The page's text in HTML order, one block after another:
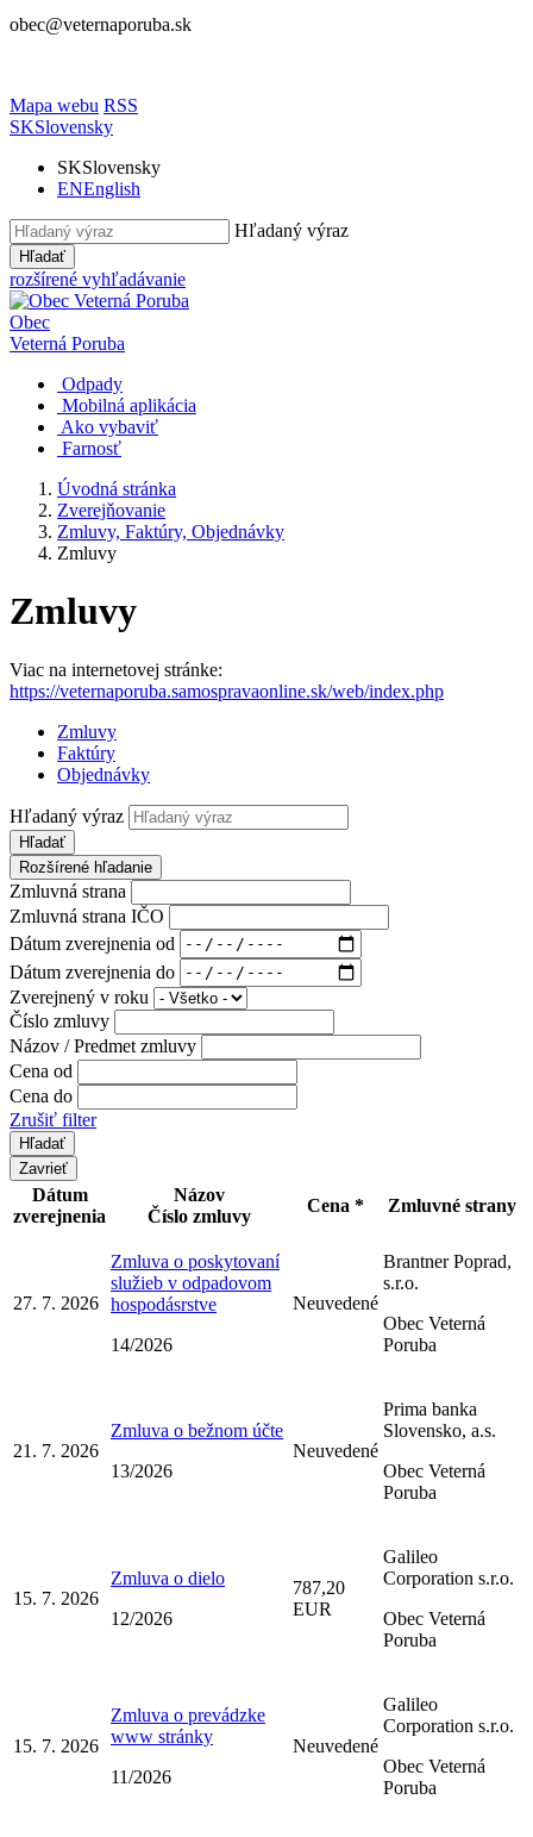
obec@veternaporuba.sk
Mapa webu RSS
SKSlovensky
SKSlovensky
ENEnglish
Hľadaný výraz
Hľadať
rozšírené vyhľadávanie
Obec
Veterná Poruba
Odpady
Mobilná aplikácia
Ako vybaviť
Farnosť
Úvodná stránka
Zverejňovanie
Zmluvy, Faktúry, Objednávky
Zmluvy
Zmluvy
Viac na internetovej stránke:
https://veternaporuba.samospravaonline.sk/web/index.php
Zmluvy
Faktúry
Objednávky
Hľadaný výraz
Hľadať
Rozšírené hľadanie
Zmluvná strana
Zmluvná strana IČO
Dátum zverejnenia od
Dátum zverejnenia do
Zverejnený v roku
Číslo zmluvy
Názov / Predmet zmluvy
Cena od
Cena do
Zrušiť filter
Zavrieť
Dátum
zverejnenia
Názov
Číslo zmluvy
Cena * Zmluvné strany
27. 7. 2026
Zmluva o poskytovaní
služieb v odpadovom
hospodásrstve
14/2026
Neuvedené
Brantner Poprad,
s.r.o.
Obec Veterná
Poruba
21. 7. 2026
Zmluva o bežnom účte
13/2026
Neuvedené
Prima banka
Slovensko, a.s.
Obec Veterná
Poruba
15. 7. 2026
Zmluva o dielo
12/2026
787,20
EUR
Galileo
Corporation s.r.o.
Obec Veterná
Poruba
15. 7. 2026
Zmluva o prevádzke
www stránky
11/2026
Neuvedené
Galileo
Corporation s.r.o.
Obec Veterná
Poruba